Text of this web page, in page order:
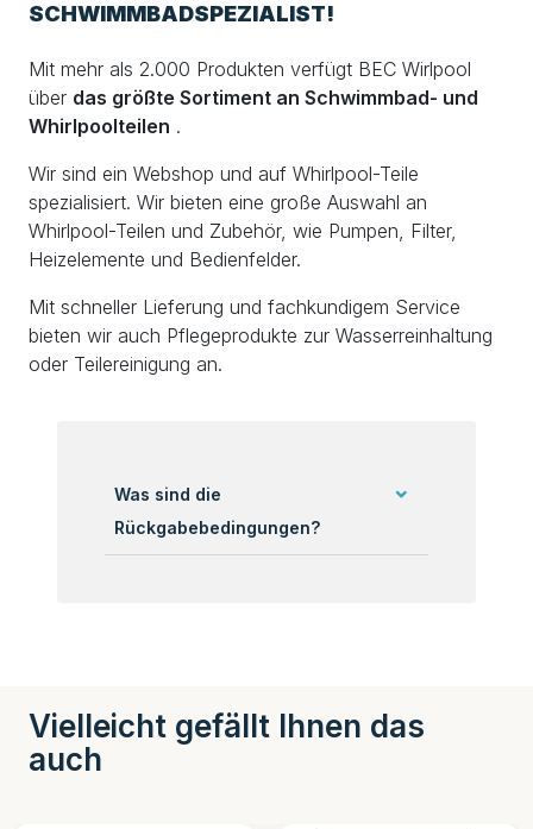
SCHWIMMBADSPEZIALIST!
Mit mehr als 2.000 Produkten verfügt BEC Wirlpool
über das größte Sortiment an Schwimmbad- und
Whirlpoolteilen .
Wir sind ein Webshop und auf Whirlpool-Teile
spezialisiert. Wir bieten eine große Auswahl an
Whirlpool-Teilen und Zubehör, wie Pumpen, Filter,
Heizelemente und Bedienfelder.
Mit schneller Lieferung und fachkundigem Service
bieten wir auch Pflegeprodukte zur Wasserreinhaltung
oder Teilereinigung an.
Was sind die
Rückgabebedingungen?
Vielleicht gefällt Ihnen das
auch